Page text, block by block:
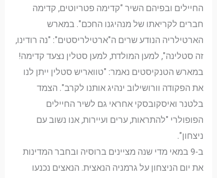
החיילים ובפיהם השיר "קדימה פטריוטים, קדימה
חברים לקריאתו של מנהיגנו החכם". במארש
הארטילריה הנודע שרים ה"ארטילריסטים": "נה רודינו,
זה סטלינה", למען המולדת, למען סטלין נצעד קדימה!
במארש הטנקיסטים נאמר: "טוואריש סטלין ייתן לנו
את הפקודה וורושילוב ינהיג אותנו לקרב". הצמד
בלטנר ואיסקובסקי אחראי גם לשיר החיילים
הפופולרי "להתראות, ערים ועיירות, אנו נשוב עם
ניצחון".
ב-9 במאי מדי שנה מציינים ברוסיה ובחבר המדינות
את יום הניצחון על גרמניה הנאצית. הנאצים נכנעו